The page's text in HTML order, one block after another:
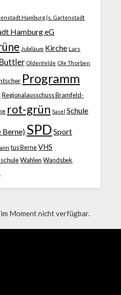
Hamburg (s. Gartenstadt
Hamburg eG
Jubiläum Kirche Lars
Oldenfelde Ole Thorben
Programm
Regionalausschuss Bramfeld-
rot-grün Sasel Schule
Berne) SPD Sport
tus Berne VHS
Wahlen Wandsbek
Moment nicht verfügbar.